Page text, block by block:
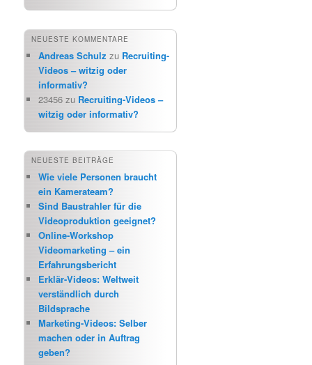
NEUESTE KOMMENTARE
Andreas Schulz zu Recruiting-
Videos – witzig oder
informativ?
23456 zu Recruiting-Videos –
witzig oder informativ?
NEUESTE BEITRÄGE
Wie viele Personen braucht
ein Kamerateam?
Sind Baustrahler für die
Videoproduktion geeignet?
Online-Workshop
Videomarketing – ein
Erfahrungsbericht
Erklär-Videos: Weltweit
verständlich durch
Bildsprache
Marketing-Videos: Selber
machen oder in Auftrag
geben?